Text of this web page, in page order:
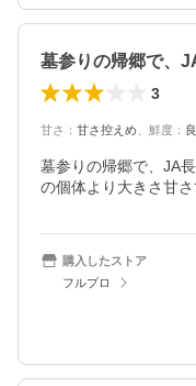
3
甘さ ： 甘さ控えめ 鮮度 ：
墓参りの帰郷で、JA
の個体より大きさ甘
購入したストア
フルプロ